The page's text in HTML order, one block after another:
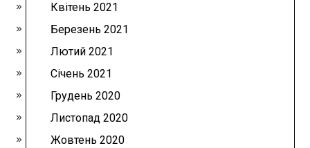
Квітень 2021
Березень 2021
Лютий 2021
Січень 2021
Грудень 2020
Листопад 2020
Жовтень 2020